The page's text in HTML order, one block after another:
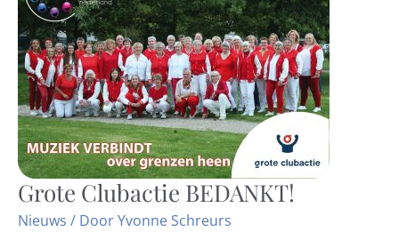
Grote Clubactie BEDANKT!
Nieuws / DoorYvonne Schreurs
Grote
Clubactie
BEDANKT!